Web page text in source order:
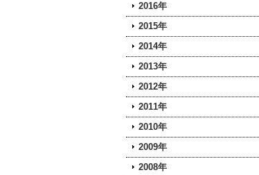
2016年
2015年
2014年
2013年
2012年
2011年
2010年
2009年
2008年